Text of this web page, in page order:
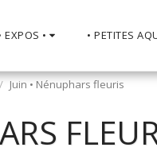
EXPOS • • PETITES
Juin • Nénuphars fleuris